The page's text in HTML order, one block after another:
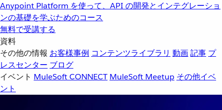
Anypoint Platform を使って、API の開発とインテグレーショ
ンの基礎を学ぶためのコース
無料で受講する
資料
その他の情報 お客様事例 コンテンツライブラリ 動画記事 プ
レスセンター ブログ
イベント MuleSoft CONNECT MuleSoft Meetup その他イベ
ント